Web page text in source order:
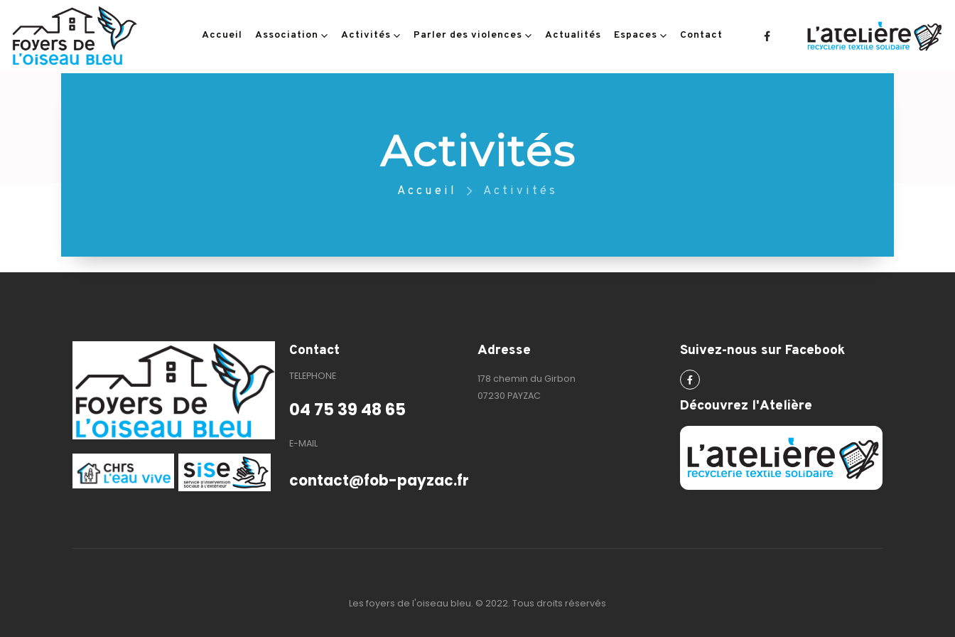
Accueil Association Activités Parler des violences Actualités Espaces Contact
Activités
Accueil Activités
Contact
TELEPHONE
04 75 39 48 65
E-MAIL
contact@fob-payzac.fr
Adresse
178 chemin du Girbon
07230 PAYZAC
Suivez-nous sur Facebook
Découvrez l'Atelière
Les foyers de l'oiseau bleu. © 2022. Tous droits réservés